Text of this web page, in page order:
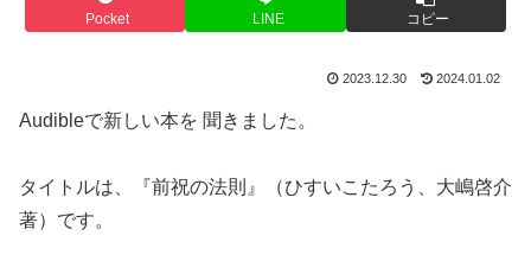
Pocket LINE コピー
2023.12.30 2024.01.02
Audibleで新しい本を 聞きました。
タイトルは、『前祝の法則』（ひすいこたろう、大嶋啓介
著）です。